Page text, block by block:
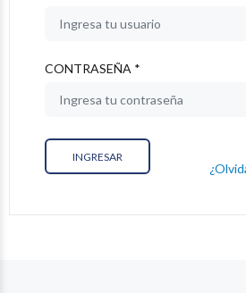
CONTRASEÑA *
INGRESAR